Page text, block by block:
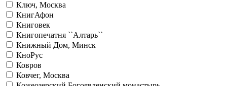
Ключ, Москва
КнигАфон
Книговек
Книгопечатня ``Алтарь``
Книжный Дом, Минск
КноРус
Ковров
Ковчег, Москва